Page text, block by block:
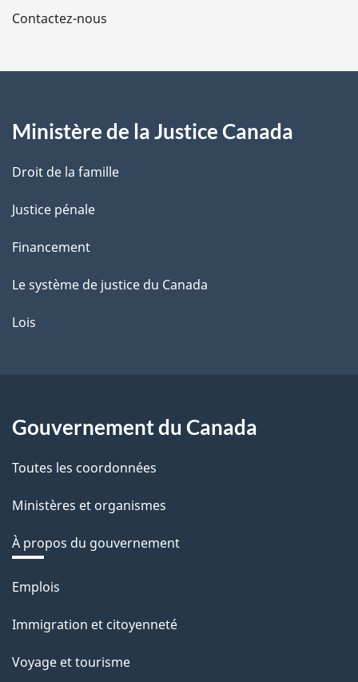
a
e
Contactez-nous
Ministère de la Justice Canada
Droit de la famille
Justice pénale
Financement
Le système de justice du Canada
Lois
Gouvernement du Canada
Toutes les coordonnées
Ministères et organismes
À propos du gouvernement
Thèmes
sujets
Emplois
Immigration et citoyenneté
Voyage et tourisme